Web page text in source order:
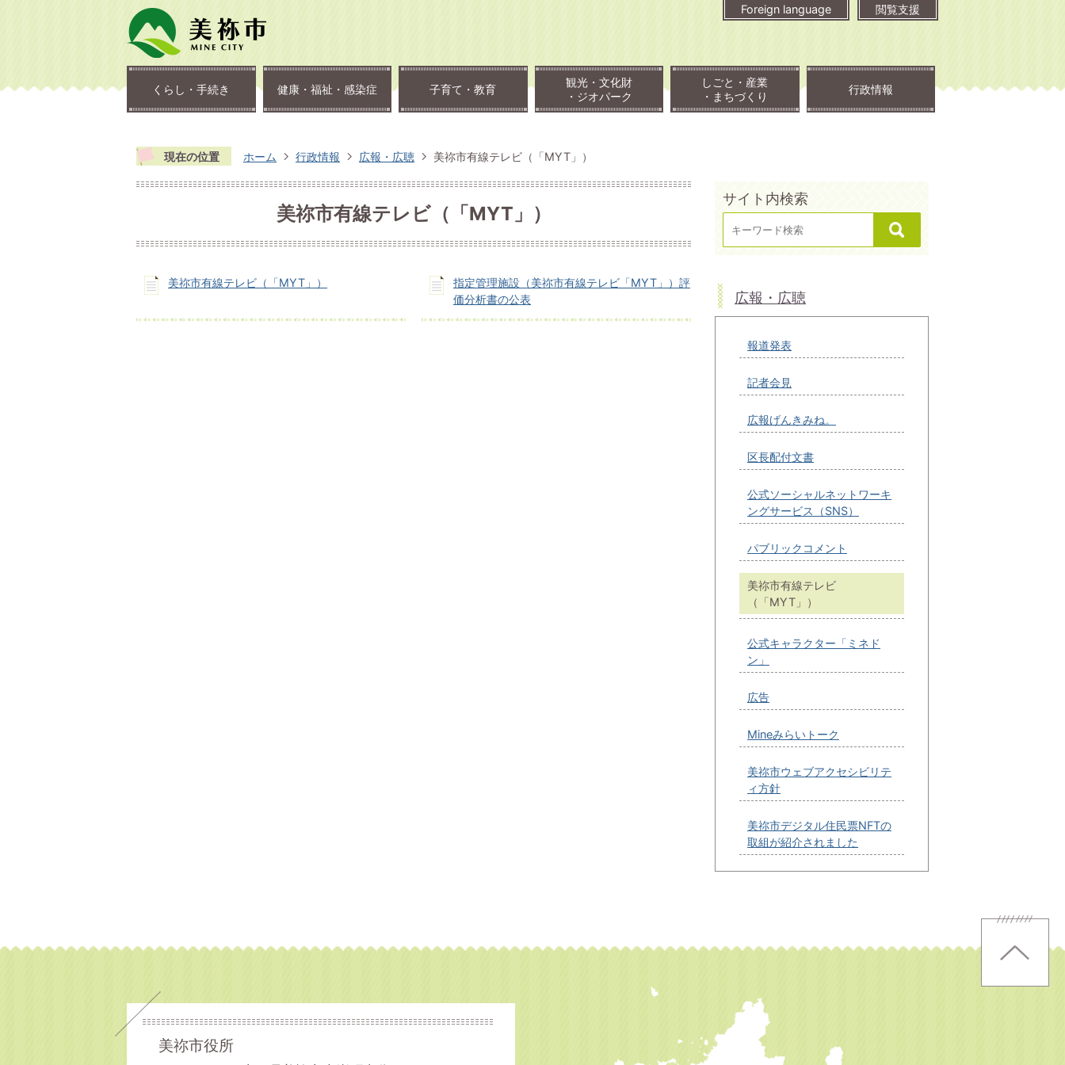
Foreign language 閲覧支援
くらし・手続き 健康・福祉・感染症 子育て・教育
観光・文化財
・ジオパーク
しごと・産業
・まちづくり
行政情報
現在の位置 ホーム 行政情報 広報・広聴 美祢市有線テレビ（「MYT」）
美祢市有線テレビ（「MYT」）
美祢市有線テレビ（「MYT」）
指定管理施設（美祢市有線テレビ「MYT」）評
価分析書の公表
サイト内検索
広報・広聴
報道発表
記者会見
広報げんきみね。
区長配付文書
公式ソーシャルネットワーキ
ングサービス（SNS）
パブリックコメント
美祢市有線テレビ
（「MYT」）
公式キャラクター「ミネド
ン」
広告
Mineみらいトーク
美祢市ウェブアクセシビリテ
ィ方針
美祢市デジタル住民票NFTの
取組が紹介されました
美祢市役所